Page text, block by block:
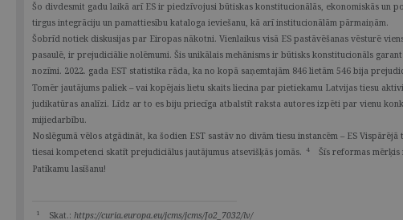
Šo divdesmit gadu laikā arī ES ir piedzīvojusi būtiskas konstitucionālās, ekonomiskās un
tirgus integrāciju un pamattiesību kataloga ieviešanu, kā arī institucionālām pārmaiņām.
Šobrīd notiek diskusijas par Eiropas nākotni. Vienlaikus visā ES pastāvēšanas vēsturē
pasaulē, ir prejudiciālie nolēmumi. Šis unikālais mehānisms ir būtisks konstitucionāls
nozīmi. 2022. gada EST statistika rāda, ka no kopā saņemtajām 846 lietām 546 bija
Tomēr jautājums paliek – vai kopējais lietu skaits liecina par pietiekamu Latvijas tiesu
judikatūras analīzi. Līdz ar to es biju priecīga atbalstīt raksta autores izpēti par vienu
mijiedarbību.
Noslēgumā vēlos atgādināt, ka šodien EST sastāv no divām tiesu instancēm – ES
tiesai kompetenci skatīt prejudiciālus jautājumus atsevišķās jomās.
4
Šīs reformas
Patīkamu lasīšanu!
1 Skat.: https://curia.europa.eu/jcms/jcms/Jo2_7032/lv/